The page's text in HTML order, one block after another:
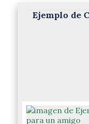
Ejemplo de